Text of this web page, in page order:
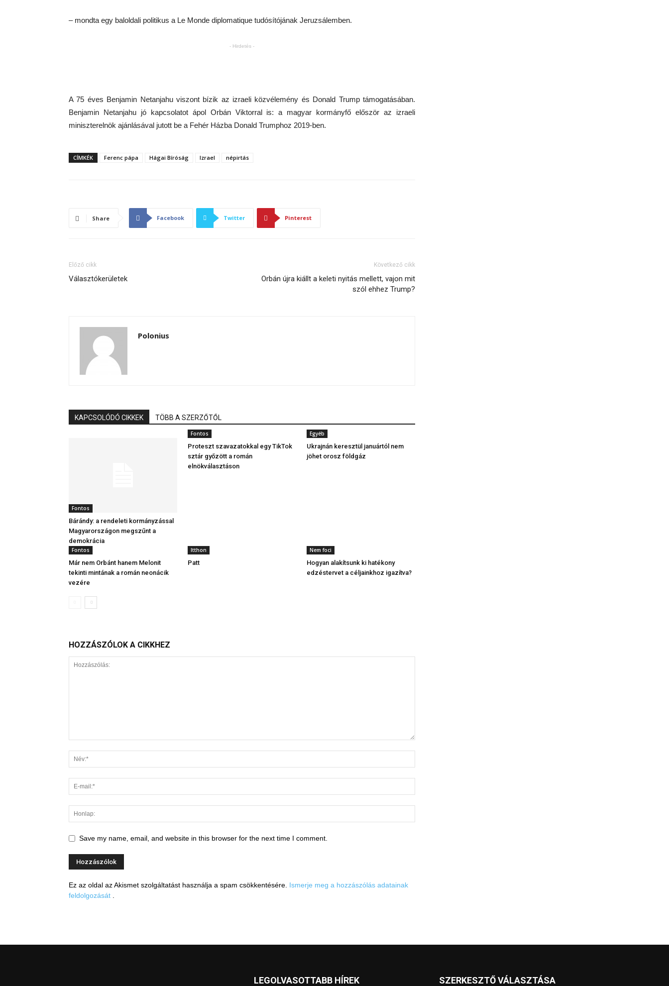
– mondta egy baloldali politikus a Le Monde diplomatique tudósítójának Jeruzsálemben.
- Hirdetés -
A 75 éves Benjamin Netanjahu viszont bízik az izraeli közvélemény és Donald Trump támogatásában.
Benjamin Netanjahu jó kapcsolatot ápol Orbán Viktorral is: a magyar kormányfő először az izraeli
miniszterelnök ajánlásával jutott be a Fehér Házba Donald Trumphoz 2019-ben.
CÍMKÉK Ferenc pápa Hágai Bíróság Izrael népirtás
Share Facebook Twitter Pinterest
Előző cikk
Választókerületek
Következő cikk
Orbán újra kiállt a keleti nyitás mellett, vajon mit
szól ehhez Trump?
Polonius
KAPCSOLÓDÓ CIKKEK TÖBB A SZERZŐTŐL
Fontos
Bárándy: a rendeleti kormányzással
Magyarországon megszűnt a
demokrácia
Fontos
Proteszt szavazatokkal egy TikTok
sztár győzött a román
elnökválasztáson
Egyéb
Ukrajnán keresztül januártól nem
jöhet orosz földgáz
Fontos
Már nem Orbánt hanem Melonit
tekinti mintának a román neonácik
vezére
Itthon
Patt
Nem foci
Hogyan alakítsunk ki hatékony
edzéstervet a céljainkhoz igazítva?
HOZZÁSZÓLOK A CIKKHEZ
Save my name, email, and website in this browser for the next time I comment.
Ez az oldal az Akismet szolgáltatást használja a spam csökkentésére. Ismerje meg a hozzászólás adatainak
feldolgozását
LEGOLVASOTTABB HÍREK SZERKESZTŐ VÁLASZTÁSA